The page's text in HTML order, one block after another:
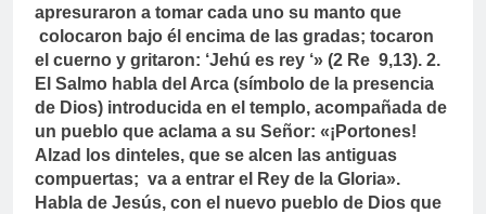
apresuraron a tomar cada uno su manto que
colocaron bajo él encima de las gradas; tocaron
el cuerno y gritaron: ‘Jehú es rey ‘» (2 Re 9,13). 2.
El Salmo habla del Arca (símbolo de la presencia
de Dios) introducida en el templo, acompañada de
un pueblo que aclama a su Señor: «¡Portones!
Alzad los dinteles, que se alcen las antiguas
compuertas; va a entrar el Rey de la Gloria».
Habla de Jesús, con el nuevo pueblo de Dios que